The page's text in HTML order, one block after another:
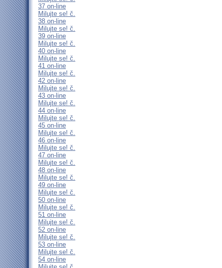
37 on-line
Milujte se! č.
38 on-line
Milujte se! č.
39 on-line
Milujte se! č.
40 on-line
Milujte se! č.
41 on-line
Milujte se! č.
42 on-line
Milujte se! č.
43 on-line
Milujte se! č.
44 on-line
Milujte se! č.
45 on-line
Milujte se! č.
46 on-line
Milujte se! č.
47 on-line
Milujte se! č.
48 on-line
Milujte se! č.
49 on-line
Milujte se! č.
50 on-line
Milujte se! č.
51 on-line
Milujte se! č.
52 on-line
Milujte se! č.
53 on-line
Milujte se! č.
54 on-line